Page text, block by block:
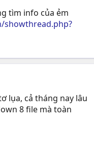
tìm info của ẻm
lụa, cả tháng nay lâu
8 file mà toàn